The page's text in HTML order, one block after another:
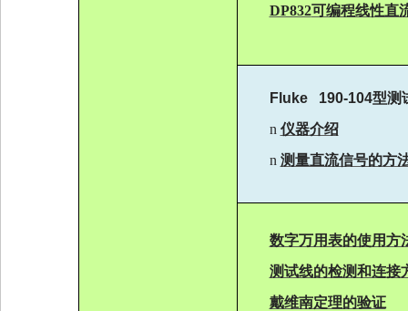
DP832可编程线性直
Fluke 190-104型测
n 仪器介绍
n 测量直流信号的方
数字万用表的使用方
测试线的检测和连接
戴维南定理的验证